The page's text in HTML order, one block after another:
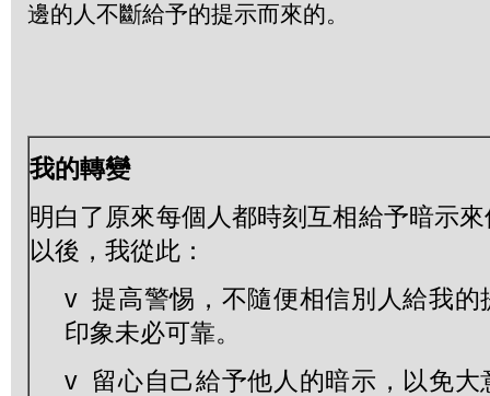
邊的人不斷給予的提示而來的。
我的轉變
明白了原來每個人都時刻互相給予暗示
以後，我從此：
v 提高警惕，不隨便相信別人給我的
印象未必可靠。
v 留心自己給予他人的暗示，以免大